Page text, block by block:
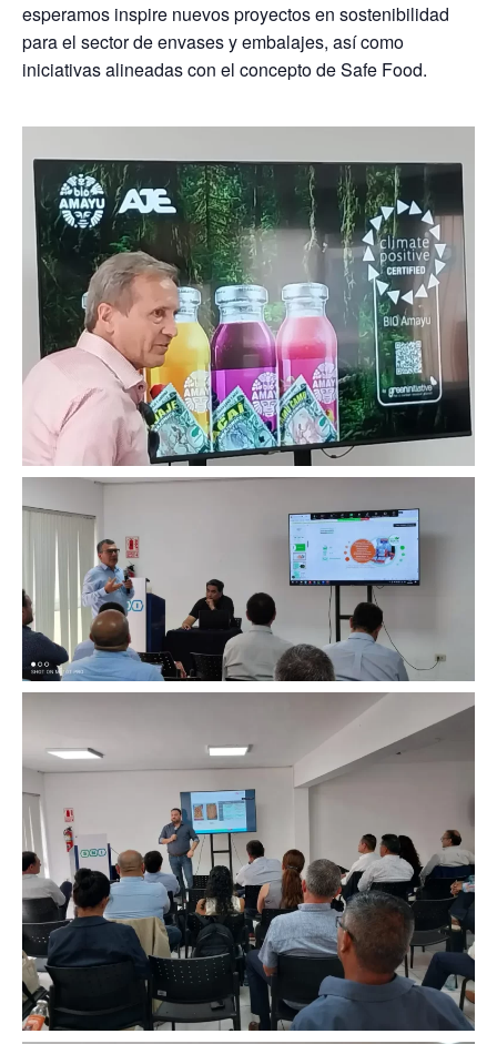
esperamos inspire nuevos proyectos en sostenibilidad
para el sector de envases y embalajes, así como
iniciativas alineadas con el concepto de Safe Food.